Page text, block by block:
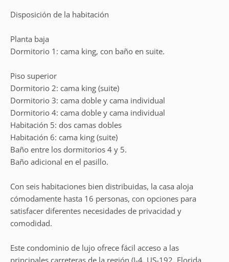
Disposición de la habitación
Planta baja
Dormitorio 1: cama king, con baño en suite.
Piso superior
Dormitorio 2: cama king (suite)
Dormitorio 3: cama doble y cama individual
Dormitorio 4: cama doble y cama individual
Habitación 5: dos camas dobles
Habitación 6: cama king (suite)
Baño entre los dormitorios 4 y 5.
Baño adicional en el pasillo.
Con seis habitaciones bien distribuidas, la casa aloja
cómodamente hasta 16 personas, con opciones para
satisfacer diferentes necesidades de privacidad y
comodidad.
Este condominio de lujo ofrece fácil acceso a las
principales carreteras de la región (I-4, US-192, Florida